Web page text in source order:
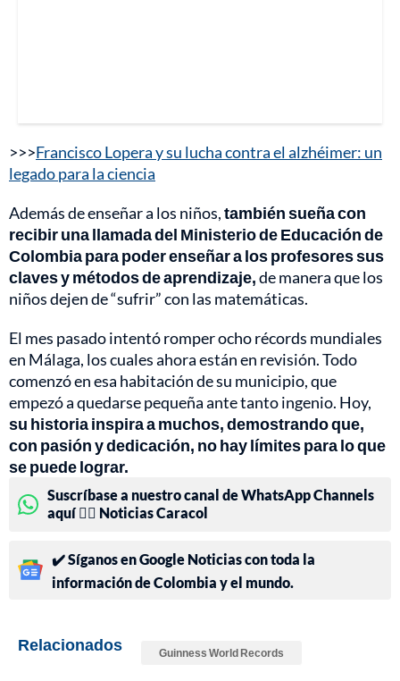
>>>Francisco Lopera y su lucha contra el alzhéimer: un
legado para la ciencia
Además de enseñar a los niños,también sueña con
recibir una llamada del Ministerio de Educación de
Colombia para poder enseñar a los profesores sus
claves y métodos de aprendizaje,de manera que los
niños dejen de “sufrir” con las matemáticas.
El mes pasado intentó romper ocho récords mundiales
en Málaga, los cuales ahora están en revisión. Todo
comenzó en esa habitación de su municipio, que
empezó a quedarse pequeña ante tanto ingenio. Hoy,
su historia inspira a muchos, demostrando que,
con pasión y dedicación, no hay límites para lo que
se puede lograr.
Suscríbase a nuestro canal de WhatsApp Channels
aquí 👉🏻 Noticias Caracol
✔️ Síganos en Google Noticias con toda la
información de Colombia y el mundo.
Relacionados Guinness World Records